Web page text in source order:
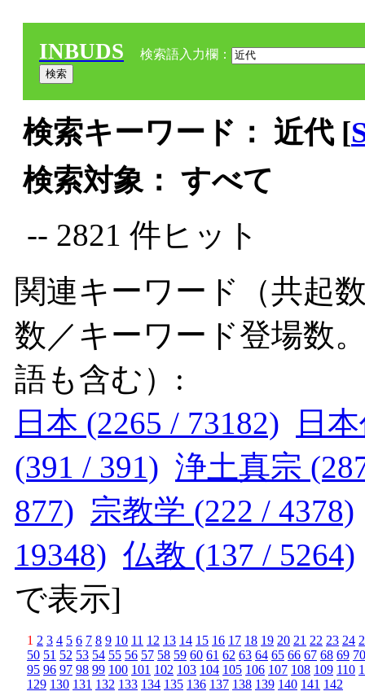
INBUDS 検索語入力欄：
検索キーワード： 近代 [
検索対象： すべて
-- 2821 件ヒット
関連キーワード（共起
数／キーワード登場数
語も含む）:
日本 (2265 / 73182)
日
(391 / 391) 浄土真宗
877) 宗教学 (222 / 4378)
19348) 仏教 (137 / 5264)
で表示]
1 2 3 4 5 6 7 8 9 10 11 12 13 14 15 16 17 18 19 20 21 22 23 24
50 51 52 53 54 55 56 57 58 59 60 61 62 63 64 65 66 67 68 69 70
95 96 97 98 99 100 101 102 103 104 105 106 107 108 109 110
129 130 131 132 133 134 135 136 137 138 139 140 141 142